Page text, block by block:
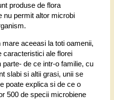
produse de flora
nu permit altor microbi
aceeasi la toti oamenii,
caracteristici ale florei
parte- de ce intr-o familie, cu
slabi si altii grasi, unii se
poate explica si de ce o
500 de specii microbiene